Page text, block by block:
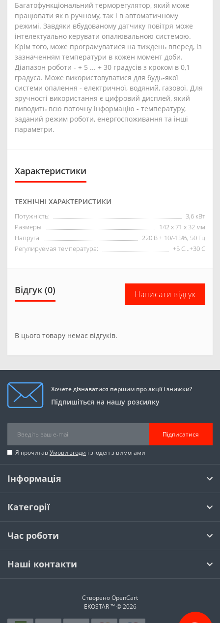
Багатофункціональний терморегулятор, який може
працювати як в ручному, так і в автоматичному
режимі. Завдяки вбудованому датчику повітря може
інтелектуально керувати опалювальною системою.
Крім того, може програмуватися на тиждень вперед, із
зазначенням температури в кожен момент доби.
Діапазон роботи - + 5 ... + 30 градусів з кроком в 0,1
градуса. Може використовуватися для будь-якої
системи опалення - електричної, водяний, газової. Для
зручності використання є цифровий дисплей, який
виводить всю поточну інформацію - температуру,
заданий режим роботи, енергоспоживання та інші
параметри.
Характеристики
ТЕХНІЧНІ ХАРАКТЕРИСТИКИ
Потужність:
3,6 кВт
Размеры:
142 x 71 x 32 мм
Напруга:
220 В + 10/-15%, 50 Гц
Регулируемая температура:
+5 С...+30 С
Відгук (0) Написати відгук
В цього товару немає відгуків.
Хочете дізнаватися першим про акції і знижки?
Підпишіться на нашу розсилку
Підписатися
Я прочитавУмови згоди і згоден з вимогами
Інформація
Категорії
Час роботи
Наші контакти
СтвореноOpenCart
EKOSTAR ™ © 2026